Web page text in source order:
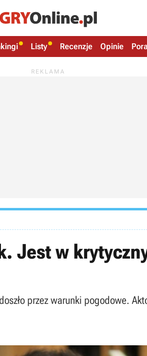
Listy Recenzje Opinie
Jest w
przez warunki pogodowe.